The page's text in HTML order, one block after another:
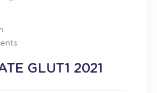
GLUT1 2021